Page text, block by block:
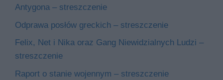
Antygona – streszczenie
Odprawa posłów greckich – streszczenie
Felix, Net i Nika oraz Gang Niewidzialnych Ludzi –
streszczenie
Raport o stanie wojennym – streszczenie